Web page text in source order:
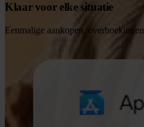
Klaar voor elke situatie
Eenmalige aankopen,